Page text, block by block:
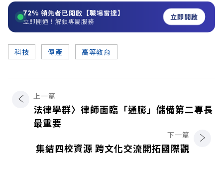
72% 領先者已開啟【職場雷達】
立即開通！解鎖專屬服務 立即開啟
科技 傳產 高等教育
上一篇
法律學群〉律師面臨「通膨」儲備第二專長
最重要
下一篇
集結四校資源 跨文化交流開拓國際觀